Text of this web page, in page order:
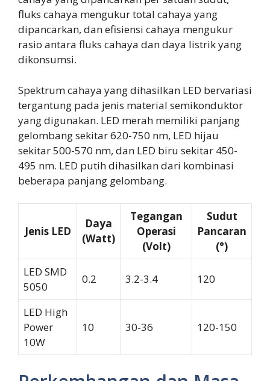
fluks cahaya mengukur total cahaya yang
dipancarkan, dan efisiensi cahaya mengukur
rasio antara fluks cahaya dan daya listrik yang
dikonsumsi.
Spektrum cahaya yang dihasilkan LED bervariasi
tergantung pada jenis material semikonduktor
yang digunakan. LED merah memiliki panjang
gelombang sekitar 620-750 nm, LED hijau
sekitar 500-570 nm, dan LED biru sekitar 450-
495 nm. LED putih dihasilkan dari kombinasi
beberapa panjang gelombang.
Jenis LED
Daya
(Watt)
Tegangan
Operasi
(Volt)
Sudut
Pancaran
(°)
LED SMD
5050
0.2 3.2-3.4 120
LED High
Power
10W
10 30-36 120-150